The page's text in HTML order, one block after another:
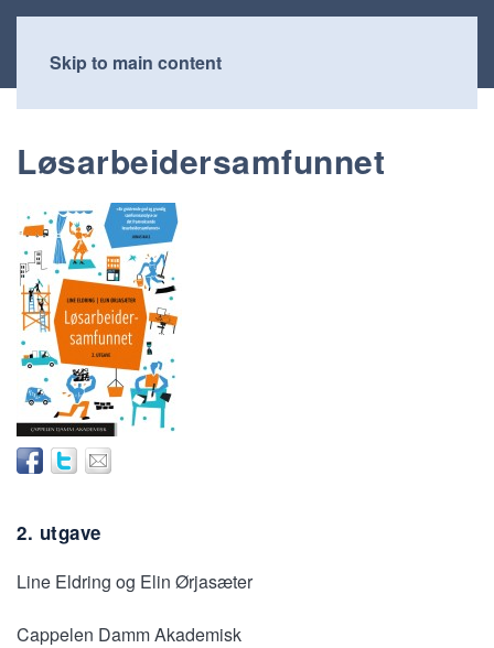
Skip to main content
Løsarbeidersamfunnet
2. utgave
Line Eldring og Elin Ørjasæter
Cappelen Damm Akademisk